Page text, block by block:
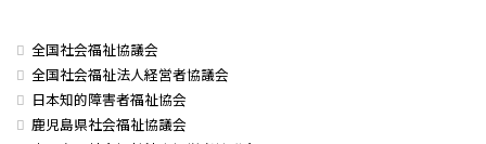
全国社会福祉協議会
全国社会福祉法人経営者協議会
日本知的障害者福祉協会
鹿児島県社会福祉協議会